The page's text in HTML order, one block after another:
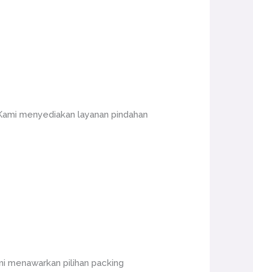
menyediakan layanan pindahan
menawarkan pilihan packing